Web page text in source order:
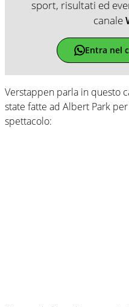
sport, risultati ed
canale
Entra nel
Verstappen parla in questo
state fatte ad Albert Park
spettacolo: